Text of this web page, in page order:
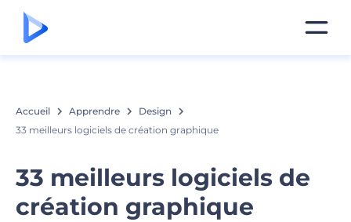
Accueil Apprendre
Design
33 meilleurs logiciels de création graphique
33 meilleurs logiciels de
création graphique